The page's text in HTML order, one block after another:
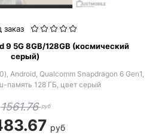
заказ
9 5G 8GB/128GB (космический
серый)
Android, Qualcomm Snapdragon 6 Gen1,
память 128 ГБ, цвет серый
1561.76руб
руб